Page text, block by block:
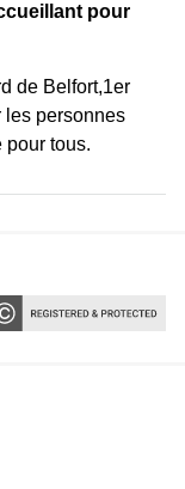
pour
de Belfort,1er
les personnes
pour tous.